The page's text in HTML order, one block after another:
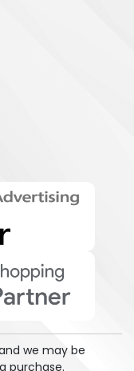
we may be
purchase.